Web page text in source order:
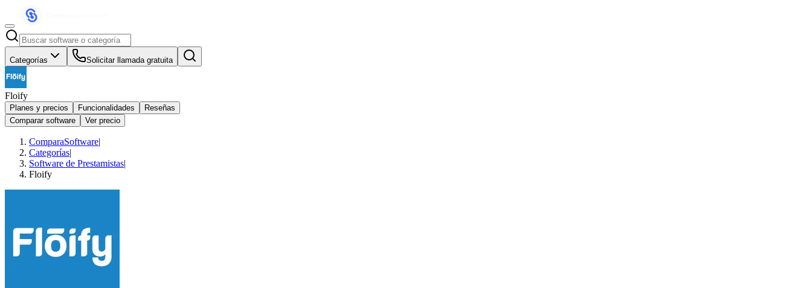
Categorías Solicitar llamada gratuita
Floify
Planes y precios Funcionalidades
Reseñas
Comparar software
Ver precio
ComparaSoftware|
Categorías|
Software de Prestamistas|
Floify